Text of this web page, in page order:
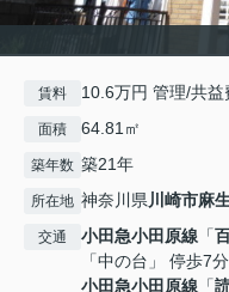
賃料 10.6万円 管理/共益
面積 64.81㎡
築年数 築21年
所在地 神奈川県川崎市麻
交通 小田急小田原線 「
「中の台」 停歩7分
小田急小田原線 「